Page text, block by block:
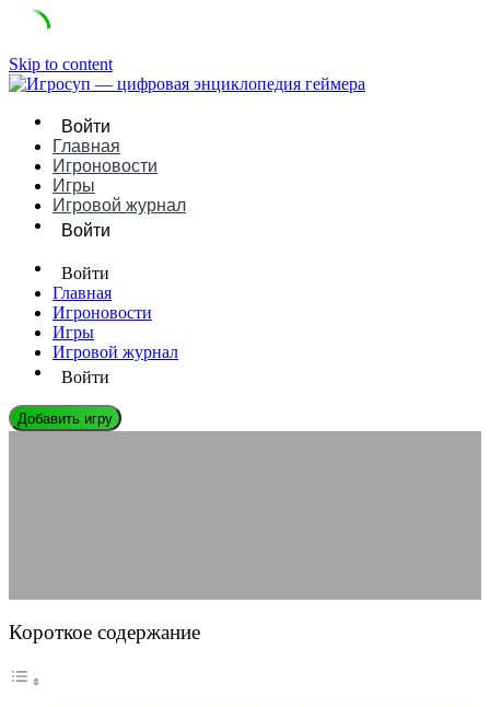
Skip to content
Войти
Главная
Игроновости
Игры
Игровой журнал
Войти
Войти
Главная
Игроновости
Игры
Игровой журнал
Войти
Добавить игру
Короткое содержание